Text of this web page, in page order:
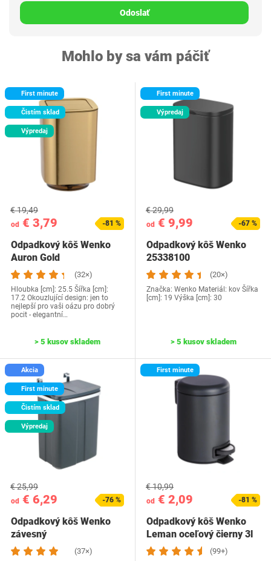
Odoslať
Mohlo by sa vám páčiť
First minute
Čistím sklad
Výpredaj
od € 3,79
€ 19,49
-81 %
Odpadkový kôš Wenko
Auron Gold
(32×)
Hloubka [cm]: 25.5 Šířka [cm]:
17.2 Okouzlující design: jen to
nejlepší pro vaši oázu pro dobrý
pocit - elegantní…
> 5 kusov skladem
First minute
Výpredaj
od € 9,99
€ 29,99
-67 %
Odpadkový kôš Wenko
25338100
(20×)
Značka: Wenko Materiál: kov Šířka
[cm]: 19 Výška [cm]: 30
> 5 kusov skladem
Akcia
First minute
Čistím sklad
Výpredaj
od € 6,29
€ 25,99
-76 %
Odpadkový kôš Wenko
závesný
(37×)
First minute
od € 2,09
€ 10,99
-81 %
Odpadkový kôš Wenko
Leman oceľový čierny 3l
(99+)